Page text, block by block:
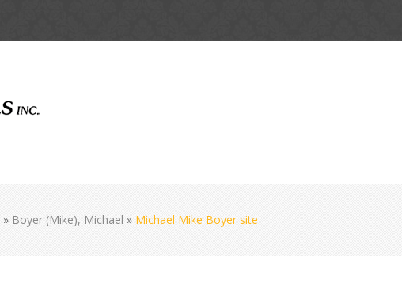
» Boyer (Mike), Michael » Michael Mike Boyer site